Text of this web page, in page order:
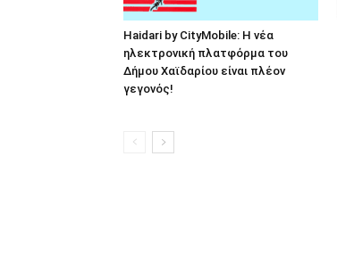
Haidari by CityMobile: Η νέα
ηλεκτρονική πλατφόρμα του
Δήμου Χαϊδαρίου είναι πλέον
γεγονός!